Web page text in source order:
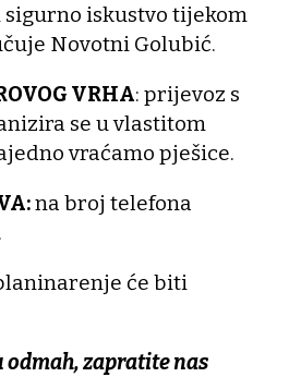
iskustvo tijekom
Novotni Golubić.
VRHA: prijevoz s
se u vlastitom
vraćamo pješice.
na broj telefona
će biti
zapratite nas